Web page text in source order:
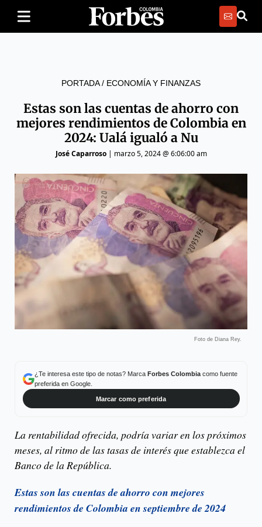
PORTADA/ ECONOMÍA Y FINANZAS
Estas son las cuentas de ahorro con
mejores rendimientos de Colombia en
2024: Ualá igualó a Nu
José Caparroso| marzo 5, 2024 @ 6:06:00 am
Foto de Diana Rey.
¿Te interesa este tipo de notas? Marca Forbes Colombiacomo fuente
preferida en Google.
Marcar como preferida
La rentabilidad ofrecida, podría variar en los próximos
meses, al ritmo de las tasas de interés que establezca el
Banco de la República.
Estas son las cuentas de ahorro con mejores
rendimientos de Colombia en septiembre de 2024